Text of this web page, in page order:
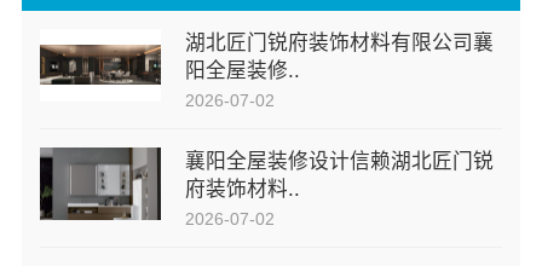
湖北匠门锐府装饰材料有限公司襄
阳全屋装修..
2026-07-02
襄阳全屋装修设计信赖湖北匠门锐
府装饰材料..
2026-07-02